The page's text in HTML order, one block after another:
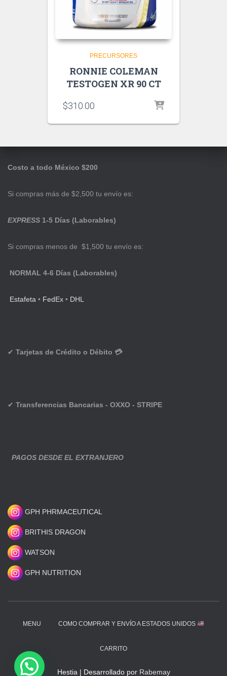
PRECURSORES
RONNIE COLEMAN
TESTOGEN XR 90 CT
$310.00
Costo a todo México $200
Si compras más de $2,500 tu envío es:
EXPRESS 1-5 Días (Laborables)
Si compras menos de $1,500 tu envío es:
NORMAL 4-6 Días (Laborables)
Estafeta • FedEx • DHL
✔ Tarjetas de Crédito o Débito 💳
✔ Transferencias Bancarias - OXXO - STRIPE
PAGOS DESDE EL EXTRANJERO
GPH PHRMACEUTICAL
BRITHIS DRAGON
WATSON
GPH NUTRITION
MENU COMO COMPRAR Y ENVÍO A ESTADOS UNIDOS
CARRITO
Hestia | Desarrollado por Rabemay